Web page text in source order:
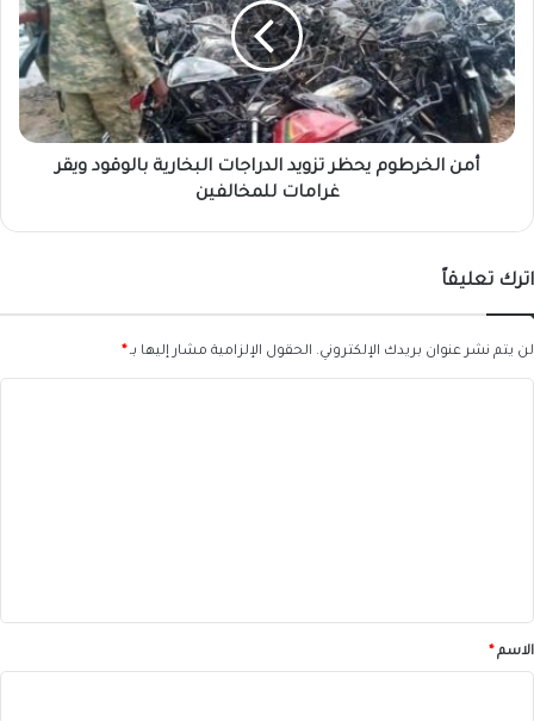
تزويد
الدراجات
البخارية
بالوقود
ويقر
غرامات
للمخالفينأمن الخرطوم يحظر تزويد الدراجات البخارية بالوقود ويقر
غرامات للمخالفين
اترك تعليقاً
لن يتم نشر عنوان بريدك الإلكتروني. الحقول الإلزامية مشار إليها بـ *
*الاسم *